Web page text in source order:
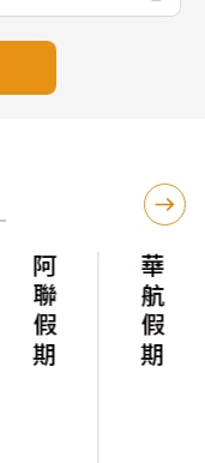
阿聯假期 華航假期